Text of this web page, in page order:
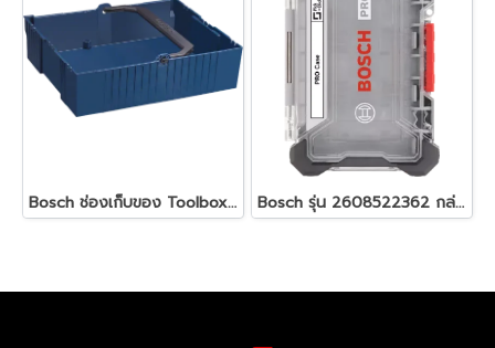
Bosch ช่องเก็บของ Toolbox สำหรับกล่องเครื่องมือ รุ่น 1600A003RA Bosch รุ่น 2608522362 กล่องที่จัดเก็บ size M Pick & Click